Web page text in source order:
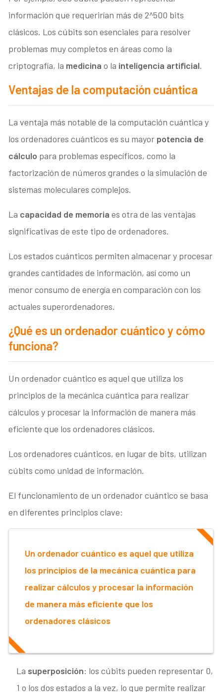
información que requerirían más de 2^500 bits
clásicos. Los cúbits son esenciales para resolver
problemas muy completos en áreas como la
criptografía, la medicinao la inteligencia artificial.
Ventajas de la computación cuántica
La ventaja más notable de la computación cuántica y
los ordenadores cuánticos es su mayor potencia de
cálculo para problemas específicos, como la
factorización de números grandes o la simulación de
sistemas moleculares complejos.
La capacidad de memoria es otra de las ventajas
significativas de este tipo de ordenadores.
Los estados cuánticos permiten almacenar y procesar
grandes cantidades de información, así como un
menor consumo de energía en comparación con los
actuales superordenadores.
¿Qué es un ordenador cuántico y cómo
funciona?
Un ordenador cuántico es aquel que utiliza los
principios de la mecánica cuántica para realizar
cálculos y procesar la información de manera más
eficiente que los ordenadores clásicos.
Los ordenadores cuánticos, en lugar de bits, utilizan
cúbits como unidad de información.
El funcionamiento de un ordenador cuántico se basa
en diferentes principios clave:
Un ordenador cuántico es aquel que utiliza
los principios de la mecánica cuántica para
realizar cálculos y procesar la información
de manera más eficiente que los
ordenadores clásicos
La superposición: los cúbits pueden representar 0,
1 o los dos estados a la vez, lo que permite realizar